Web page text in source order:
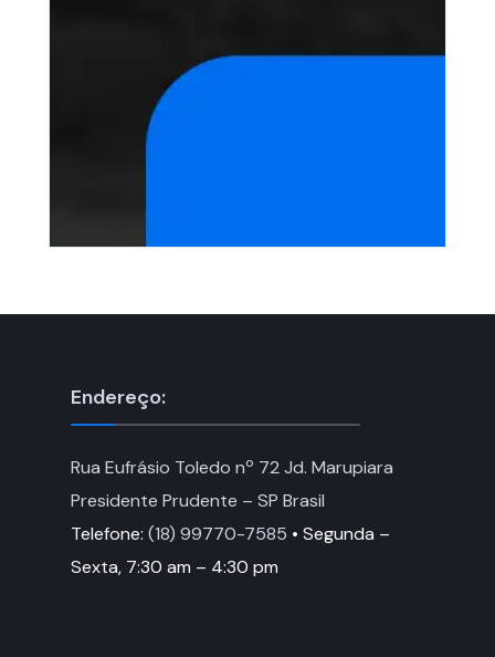
Endereço:
Rua Eufrásio Toledo nº 72 Jd. Marupiara
Presidente Prudente – SP Brasil
Telefone: (18) 99770-7585 • Segunda –
Sexta, 7:30 am – 4:30 pm